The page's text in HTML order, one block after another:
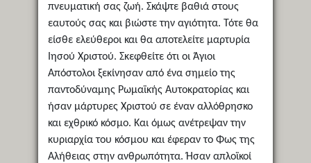
πνευματική σας ζωή. Σκάψτε βαθιά στους
εαυτούς σας και βιώστε την αγιότητα. Τότε θα
είσθε ελεύθεροι και θα αποτελείτε μαρτυρία
Ιησού Χριστού. Σκεφθείτε ότι οι Άγιοι
Απόστολοι ξεκίνησαν από ένα σημείο της
παντοδύναμης Ρωμαϊκής Αυτοκρατορίας και
ήσαν μάρτυρες Χριστού σε έναν αλλόθρησκο
και εχθρικό κόσμο. Και όμως ανέτρεψαν την
κυριαρχία του κόσμου και έφεραν το Φως της
Αλήθειας στην ανθρωπότητα. Ήσαν απλοϊκοί